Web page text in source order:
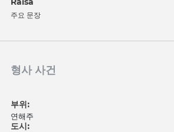
주요 문장
형사 사건
부위:
연해주
도시: